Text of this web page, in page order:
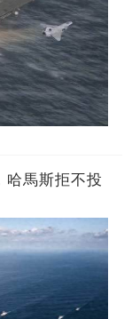
哈馬斯拒不投